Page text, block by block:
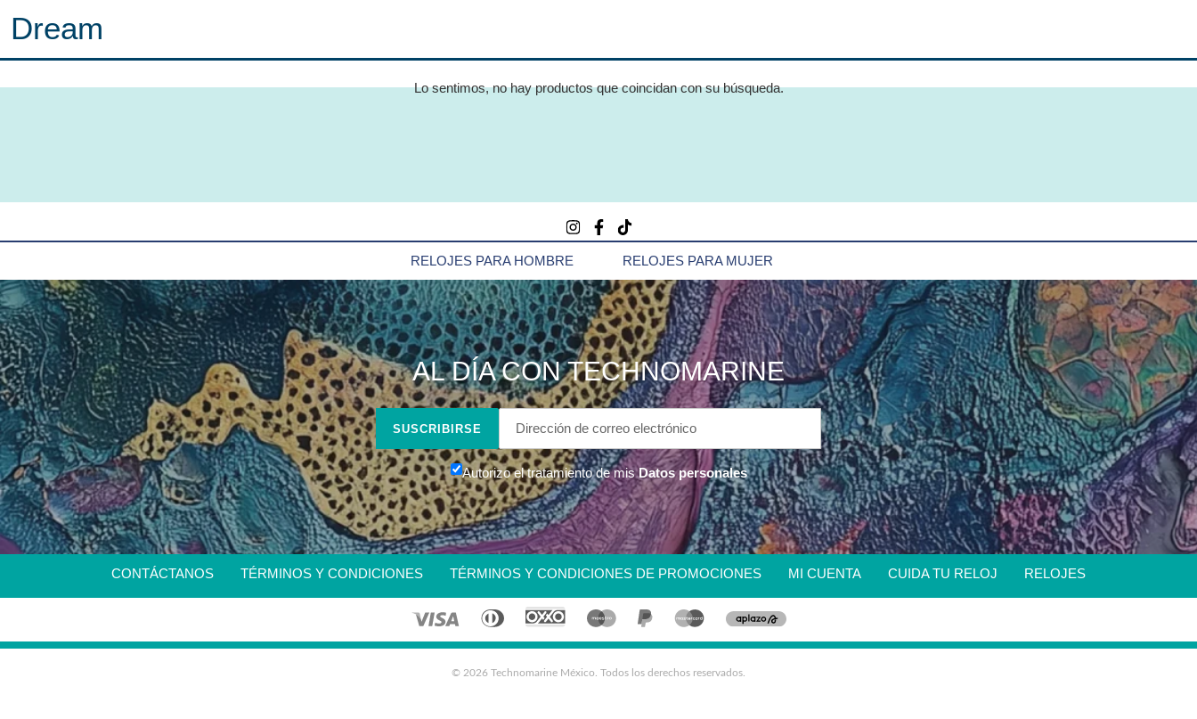
Dream
Lo sentimos, no hay productos que coincidan con su búsqueda.
RELOJES PARA HOMBRE RELOJES PARA MUJER
AL DÍA CON TECHNOMARINE
SUSCRIBIRSE
Autorizo el tratamiento de misDatos personales
CONTÁCTANOS TÉRMINOS Y CONDICIONES TÉRMINOS Y CONDICIONES DE PROMOCIONES MI CUENTA CUIDA TU RELOJ RELOJES
© 2026 Technomarine México. Todos los derechos reservados.